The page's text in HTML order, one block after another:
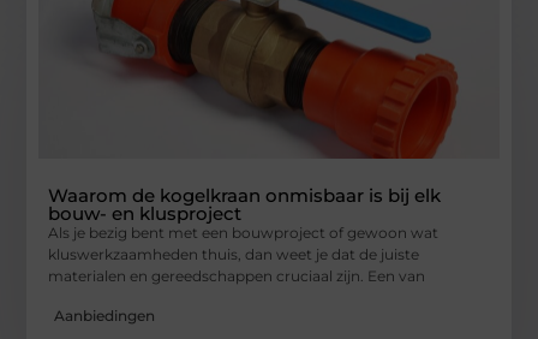
Waarom de kogelkraan onmisbaar is bij elk
bouw- en klusproject
Als je bezig bent met een bouwproject of gewoon wat
kluswerkzaamheden thuis, dan weet je dat de juiste
materialen en gereedschappen cruciaal zijn. Een van
Aanbiedingen